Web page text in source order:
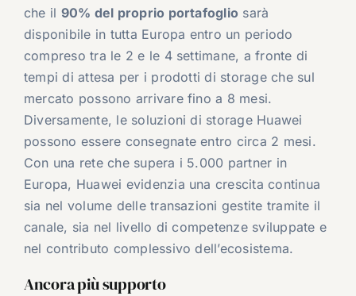
che il 90% del proprio portafoglio sarà
disponibile in tutta Europa entro un periodo
compreso tra le 2 e le 4 settimane, a fronte di
tempi di attesa per i prodotti di storage che sul
mercato possono arrivare fino a 8 mesi.
Diversamente, le soluzioni di storage Huawei
possono essere consegnate entro circa 2 mesi.
Con una rete che supera i 5.000 partner in
Europa, Huawei evidenzia una crescita continua
sia nel volume delle transazioni gestite tramite il
canale, sia nel livello di competenze sviluppate e
nel contributo complessivo dell’ecosistema.
Ancora più supporto